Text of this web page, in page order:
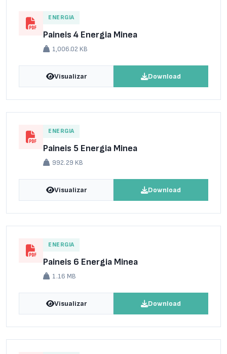
ENERGIA
Paineis 4 Energia Minea
1,006.02 KB
Visualizar Download
ENERGIA
Paineis 5 Energia Minea
992.29 KB
Visualizar Download
ENERGIA
Paineis 6 Energia Minea
1.16 MB
Visualizar Download